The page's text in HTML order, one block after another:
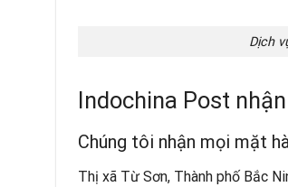
Dịch
Indochina Post
Chúng tôi nhận mọi mặt
Thị xã Từ Sơn, Thành phố Bắc